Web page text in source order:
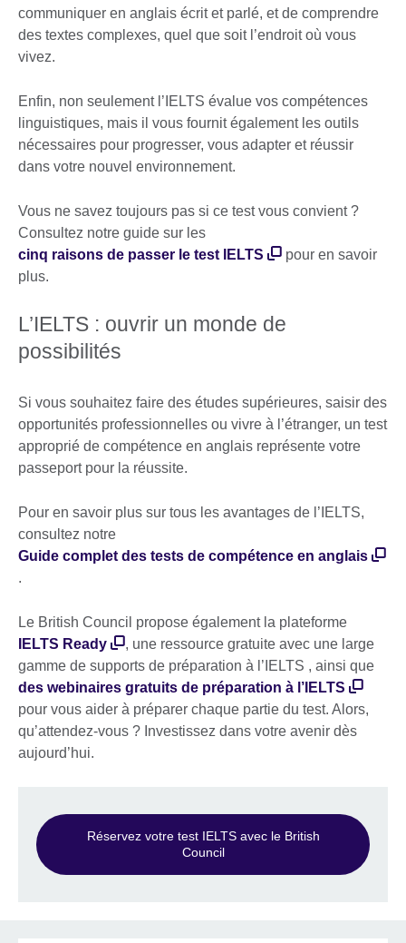
communiquer en anglais écrit et parlé, et de comprendre
des textes complexes, quel que soit l’endroit où vous
vivez.
Enfin, non seulement l’IELTS évalue vos compétences
linguistiques, mais il vous fournit également les outils
nécessaires pour progresser, vous adapter et réussir
dans votre nouvel environnement.
Vous ne savez toujours pas si ce test vous convient ?
Consultez notre guide sur les
cinq raisons de passer le test IELTS
pour en savoir
plus.
L’IELTS : ouvrir un monde de
possibilités
Si vous souhaitez faire des études supérieures, saisir des
opportunités professionnelles ou vivre à l’étranger, un test
approprié de compétence en anglais représente votre
passeport pour la réussite.
Pour en savoir plus sur tous les avantages de l’IELTS,
consultez notre
Guide complet des tests de compétence en anglais
.
Le British Council propose également la plateforme
IELTS Ready
, une ressource gratuite avec une large
gamme de supports de préparation à l’IELTS , ainsi que
des webinaires gratuits de préparation à l’IELTS
pour vous aider à préparer chaque partie du test. Alors,
qu’attendez-vous ? Investissez dans votre avenir dès
aujourd’hui.
Réservez votre test IELTS avec le British
Council